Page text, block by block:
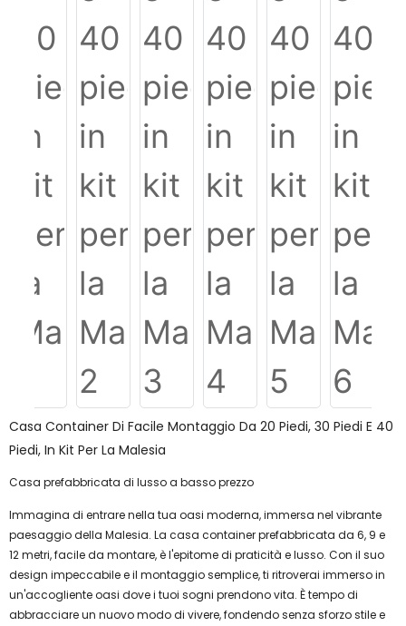
Casa Container Di Facile Montaggio Da 20 Piedi, 30 Piedi E 40
Piedi, In Kit Per La Malesia
Casa prefabbricata di lusso a basso prezzo
Immagina di entrare nella tua oasi moderna, immersa nel vibrante
paesaggio della Malesia. La casa container prefabbricata da 6, 9 e
12 metri, facile da montare, è l'epitome di praticità e lusso. Con il suo
design impeccabile e il montaggio semplice, ti ritroverai immerso in
un'accogliente oasi dove i tuoi sogni prendono vita. È tempo di
abbracciare un nuovo modo di vivere, fondendo senza sforzo stile e